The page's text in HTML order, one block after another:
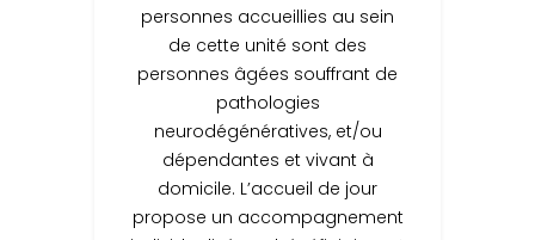
personnes accueillies au sein
de cette unité sont des
personnes âgées souffrant de
pathologies
neurodégénératives, et/ou
dépendantes et vivant à
domicile. L’accueil de jour
propose un accompagnement